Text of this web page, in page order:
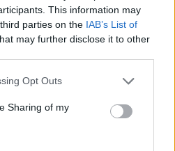
This information may
parties on the IAB’s List of
may further disclose it to other
Opt Outs
Sharing of my